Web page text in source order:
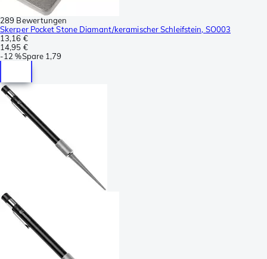
289 Bewertungen
Skerper Pocket Stone Diamant/keramischer Schleifstein, SO003
13,16 €
14,95 €
-12 %Spare 1,79